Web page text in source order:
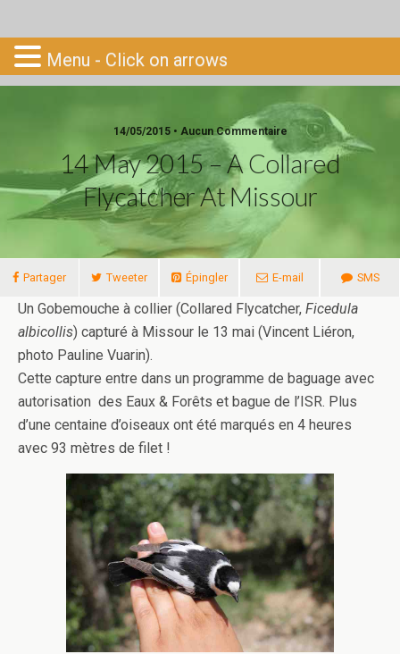
Go-South
14/05/2015 • Aucun Commentaire
14 May 2015 – A Collared
Flycatcher At Missour
Partager Tweeter Épingler E-mail SMS
Un Gobemouche à collier (Collared Flycatcher, Ficedula
albicollis) capturé à Missour le 13 mai (Vincent Liéron,
photo Pauline Vuarin).
Cette capture entre dans un programme de baguage avec
autorisation des Eaux & Forêts et bague de l’ISR. Plus
d’une centaine d’oiseaux ont été marqués en 4 heures
avec 93 mètres de filet !
Menu - Click on arrows